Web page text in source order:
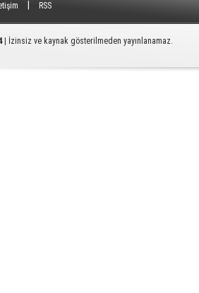
RSS
| İzinsiz ve kaynak gösterilmeden yayınlanamaz.